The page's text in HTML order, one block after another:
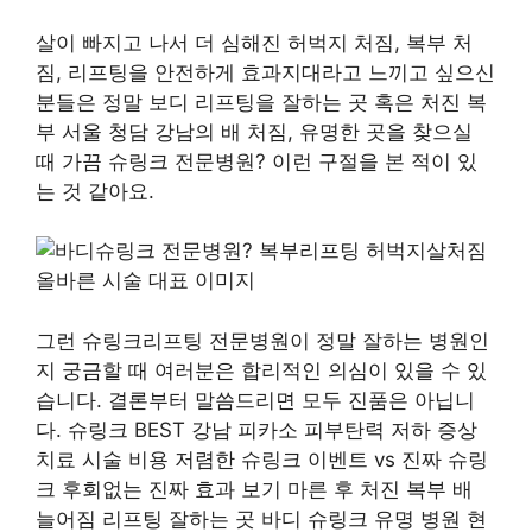
살이 빠지고 나서 더 심해진 허벅지 처짐, 복부 처
짐, 리프팅을 안전하게 효과지대라고 느끼고 싶으신
분들은 정말 보디 리프팅을 잘하는 곳 혹은 처진 복
부 서울 청담 강남의 배 처짐, 유명한 곳을 찾으실
때 가끔 슈링크 전문병원? 이런 구절을 본 적이 있
는 것 같아요.
그런 슈링크리프팅 전문병원이 정말 잘하는 병원인
지 궁금할 때 여러분은 합리적인 의심이 있을 수 있
습니다. 결론부터 말씀드리면 모두 진품은 아닙니
다. 슈링크 BEST 강남 피카소 피부탄력 저하 증상
치료 시술 비용 저렴한 슈링크 이벤트 vs 진짜 슈링
크 후회없는 진짜 효과 보기 마른 후 처진 복부 배
늘어짐 리프팅 잘하는 곳 바디 슈링크 유명 병원 현